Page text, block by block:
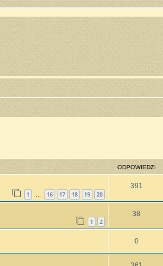
ODPOWIEDZI
1 … 16 17 18 19 20
391
1 2
38
0